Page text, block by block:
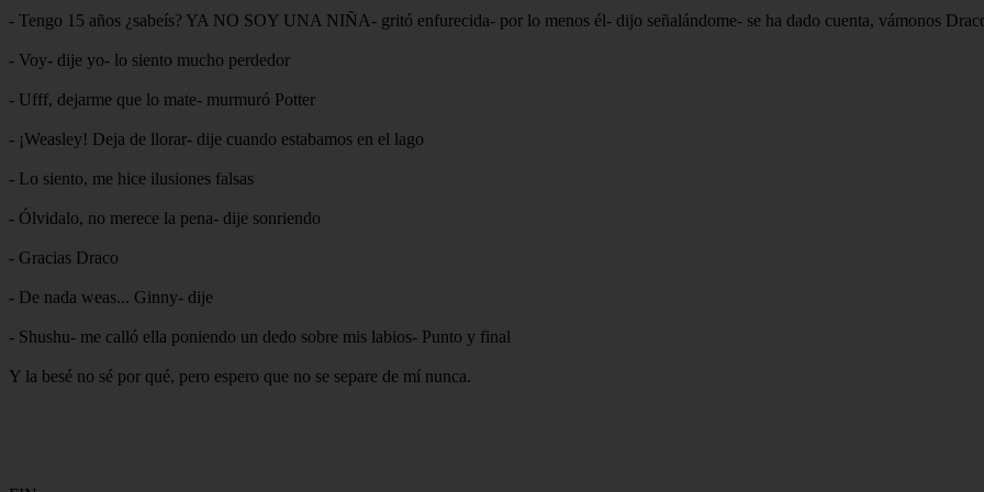
- Tengo 15 años ¿sabeís? YA NO SOY UNA NIÑA- gritó enfurecida- por lo menos él- dijo señalándome- se ha dado cuenta, vámonos
- Voy- dije yo- lo siento mucho perdedor
- Ufff, dejarme que lo mate- murmuró Potter
- ¡Weasley! Deja de llorar- dije cuando estabamos en el lago
- Lo siento, me hice ilusiones falsas
- Ólvidalo, no merece la pena- dije sonriendo
- Gracias Draco
- De nada weas... Ginny- dije
- Shushu- me calló ella poniendo un dedo sobre mis labios- Punto y final
Y la besé no sé por qué, pero espero que no se separe de mí nunca.